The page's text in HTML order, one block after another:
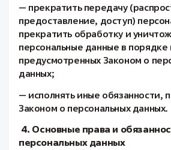
— прекратить передачу
предоставление, доступ)
прекратить обработку и
персональные данные в порядке
предусмотренных Законом о
данных;
— исполнять иные обязанности,
Законом о персональных данных.
4. Основные права и
персональных данных